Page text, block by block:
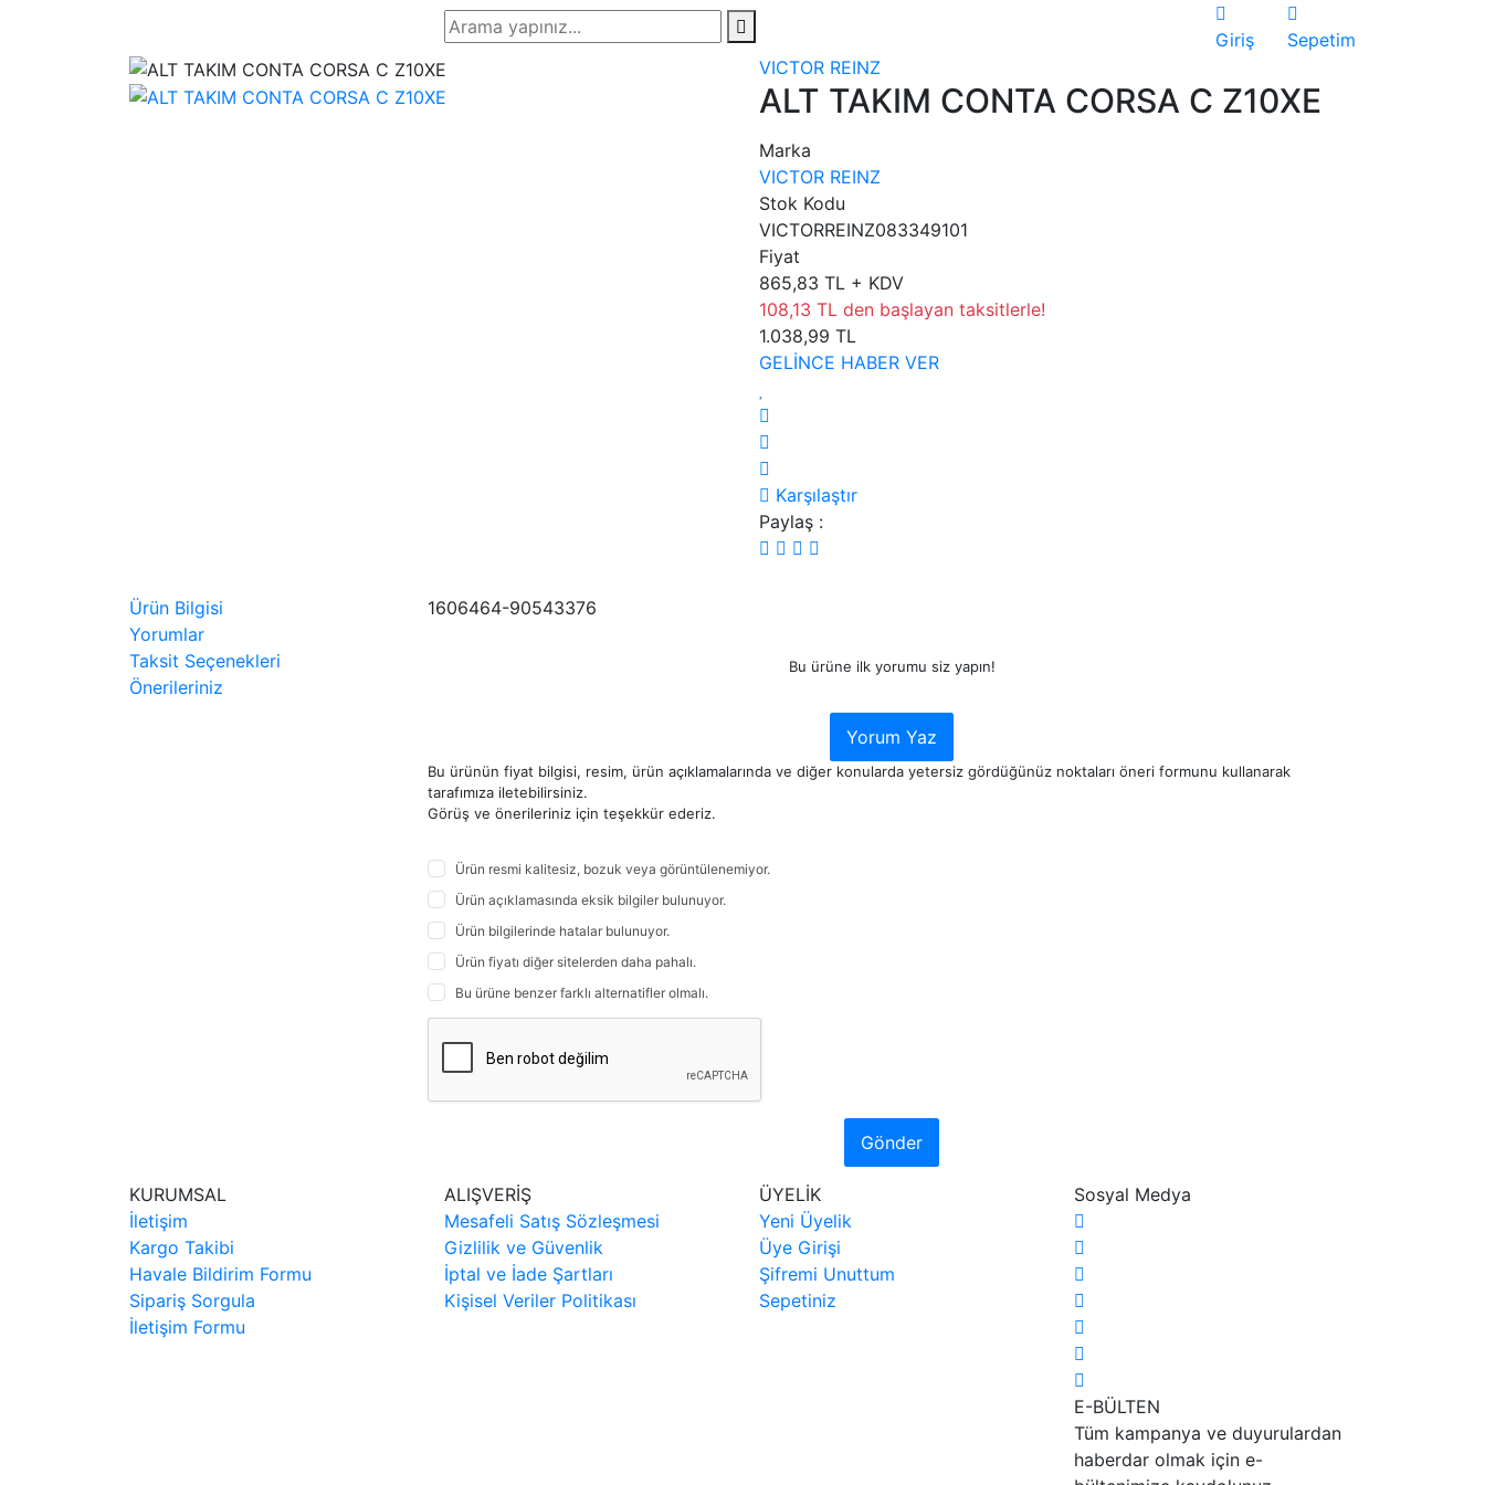
Giriş
Sepetim
VICTOR REINZ
ALT TAKIM CONTA CORSA C Z10XE
Marka
VICTOR REINZ
Stok Kodu
VICTORREINZ083349101
Fiyat
865,83 TL + KDV
108,13 TL den başlayan taksitlerle!
1.038,99 TL
GELİNCE HABER VER
Karşılaştır
Paylaş :
Ürün Bilgisi
Yorumlar
Taksit Seçenekleri
Önerileriniz
1606464-90543376
Bu ürüne ilk yorumu siz yapın!
Yorum Yaz
Bu ürünün fiyat bilgisi, resim, ürün açıklamalarında ve diğer konularda yetersiz gördüğünüz noktaları öneri formunu kullanarak
tarafımıza iletebilirsiniz.
Görüş ve önerileriniz için teşekkür ederiz.
Ürün resmi kalitesiz, bozuk veya görüntülenemiyor.
Ürün açıklamasında eksik bilgiler bulunuyor.
Ürün bilgilerinde hatalar bulunuyor.
Ürün fiyatı diğer sitelerden daha pahalı.
Bu ürüne benzer farklı alternatifler olmalı.
Gönder
KURUMSAL
İletişim
Kargo Takibi
Havale Bildirim Formu
Sipariş Sorgula
İletişim Formu
ALIŞVERİŞ
Mesafeli Satış Sözleşmesi
Gizlilik ve Güvenlik
İptal ve İade Şartları
Kişisel Veriler Politikası
ÜYELİK
Yeni Üyelik
Üye Girişi
Şifremi Unuttum
Sepetiniz
Sosyal Medya
E-BÜLTEN
Tüm kampanya ve duyurulardan
haberdar olmak için e-